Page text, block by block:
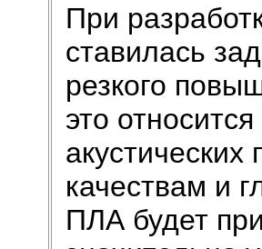
При
ставилась
резкого
это
качествам и
ПЛА будет